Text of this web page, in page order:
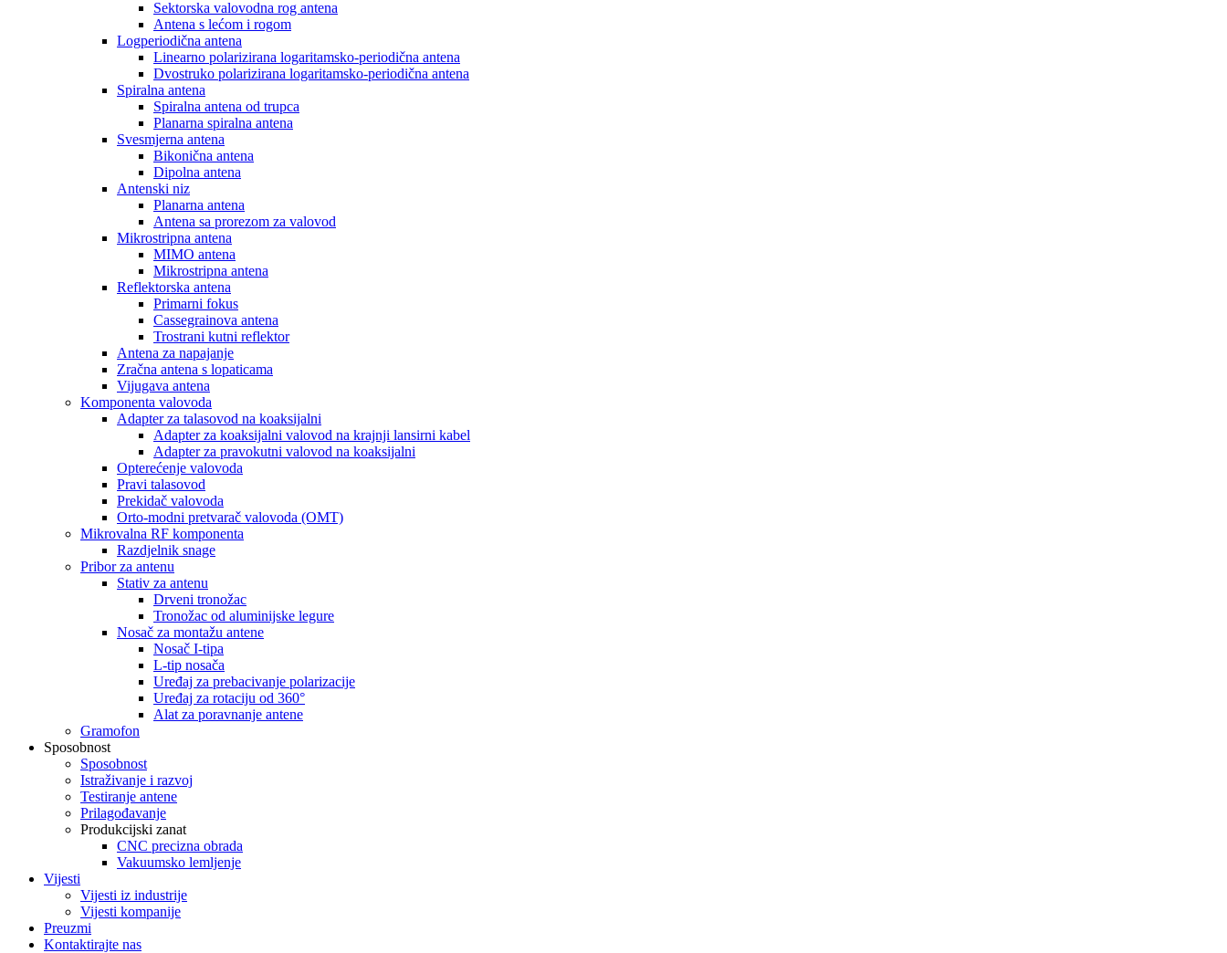
Sektorska valovodna rog antena
Antena s lećom i rogom
Logperiodična antena
Linearno polarizirana logaritamsko-periodična antena
Dvostruko polarizirana logaritamsko-periodična antena
Spiralna antena
Spiralna antena od trupca
Planarna spiralna antena
Svesmjerna antena
Bikonična antena
Dipolna antena
Antenski niz
Planarna antena
Antena sa prorezom za valovod
Mikrostripna antena
MIMO antena
Mikrostripna antena
Reflektorska antena
Primarni fokus
Cassegrainova antena
Trostrani kutni reflektor
Antena za napajanje
Zračna antena s lopaticama
Vijugava antena
Komponenta valovoda
Adapter za talasovod na koaksijalni
Adapter za koaksijalni valovod na krajnji lansirni kabel
Adapter za pravokutni valovod na koaksijalni
Opterećenje valovoda
Pravi talasovod
Prekidač valovoda
Orto-modni pretvarač valovoda (OMT)
Mikrovalna RF komponenta
Razdjelnik snage
Pribor za antenu
Stativ za antenu
Drveni tronožac
Tronožac od aluminijske legure
Nosač za montažu antene
Nosač I-tipa
L-tip nosača
Uređaj za prebacivanje polarizacije
Uređaj za rotaciju od 360°
Alat za poravnanje antene
Gramofon
Sposobnost
Sposobnost
Istraživanje i razvoj
Testiranje antene
Prilagođavanje
Produkcijski zanat
CNC precizna obrada
Vakuumsko lemljenje
Vijesti
Vijesti iz industrije
Vijesti kompanije
Preuzmi
Kontaktirajte nas